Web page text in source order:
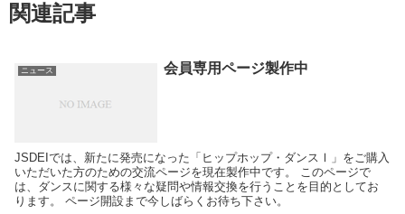
関連記事
ニュース 会員専用ページ製作中
JSDEIでは、新たに発売になった「ヒップホップ・ダンスⅠ」をご購入
いただいた方のための交流ページを現在製作中です。 このページで
は、ダンスに関する様々な疑問や情報交換を行うことを目的としてお
ります。 ページ開設まで今しばらくお待ち下さい。